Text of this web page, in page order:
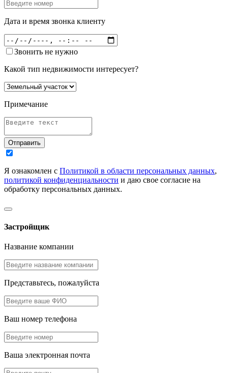
Дата и время звонка клиенту
Звонить не нужно
Какой тип недвижимости интересует?
Примечание
Отправить
Я ознакомлен с Политикой в области персональных данных,
политикой конфиденциальности и даю свое согласие на
обработку персональных данных.
Застройщик
Название компании
Представьтесь, пожалуйста
Ваш номер телефона
Ваша электронная почта